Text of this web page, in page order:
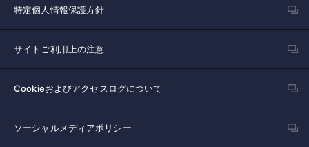
特定個人情報保護方針
サイトご利用上の注意
Cookieおよびアクセスログについて
ソーシャルメディアポリシー